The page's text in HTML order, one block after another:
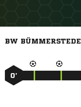
BW BÜMMERSTEDE
0’